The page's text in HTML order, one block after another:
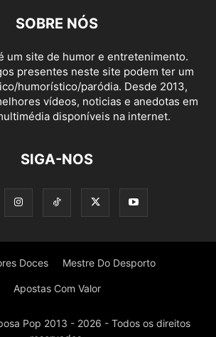
SOBRE NÓS
um site de humor e entretenimento.
presentes neste site podem ter um
humorístico/paródia. Desde 2013,
vídeos, noticias e anedotas em
disponíveis na internet.
SIGA-NOS
Doces Mestre Do Desporto
Apostas Com Valor
Pop 2013 - 2026 - Todos os direitos